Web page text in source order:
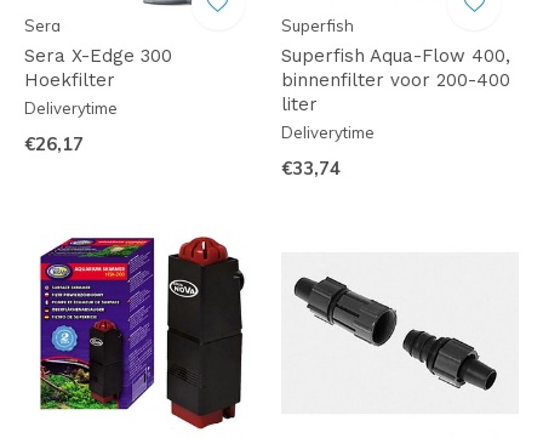
Sera
Sera X-Edge 300
Hoekfilter
Deliverytime
€26,17
Superfish
Superfish Aqua-Flow 400,
binnenfilter voor 200-400
liter
Deliverytime
€33,74